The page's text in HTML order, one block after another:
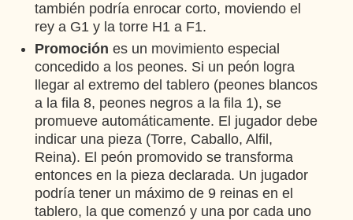
también podría enrocar corto, moviendo el
rey a G1 y la torre H1 a F1.
Promoción es un movimiento especial
concedido a los peones. Si un peón logra
llegar al extremo del tablero (peones blancos
a la fila 8, peones negros a la fila 1), se
promueve automáticamente. El jugador debe
indicar una pieza (Torre, Caballo, Alfil,
Reina). El peón promovido se transforma
entonces en la pieza declarada. Un jugador
podría tener un máximo de 9 reinas en el
tablero, la que comenzó y una por cada uno